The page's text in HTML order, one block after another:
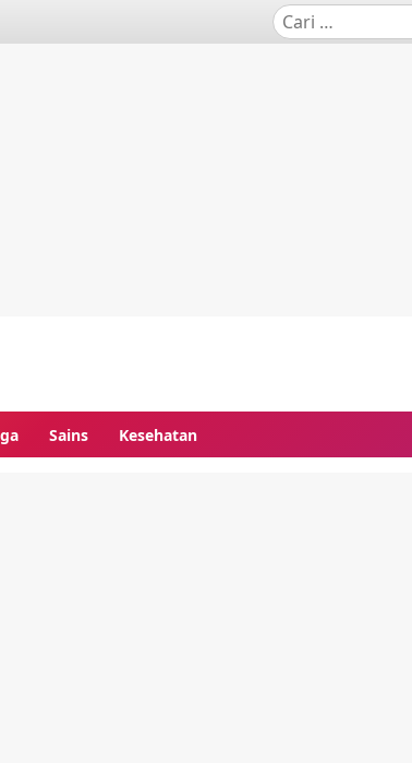
Sains Kesehatan